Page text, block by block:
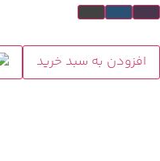
افزودن به سبد خرید